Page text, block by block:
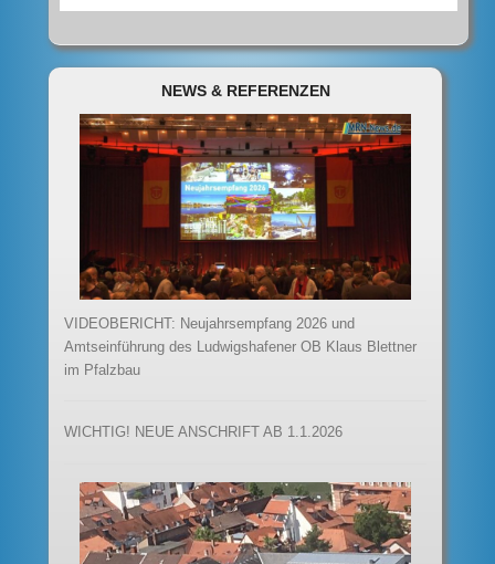
NEWS & REFERENZEN
VIDEOBERICHT: Neujahrsempfang 2026 und
Amtseinführung des Ludwigshafener OB Klaus Blettner
im Pfalzbau
WICHTIG! NEUE ANSCHRIFT AB 1.1.2026